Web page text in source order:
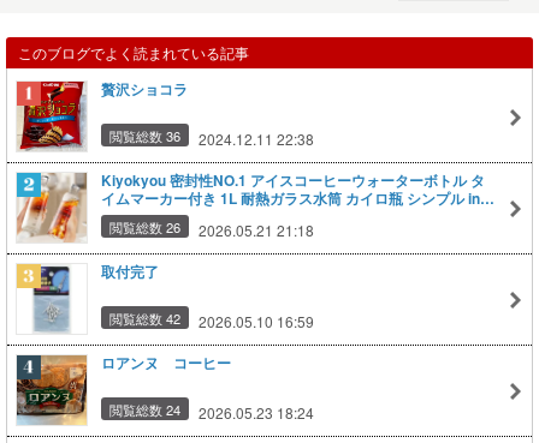
このブログでよく読まれている記事
贅沢ショコラ
閲覧総数 36 2024.12.11 22:38
Kiyokyou 密封性NO.1 アイスコーヒーウォーターボトル タ
イムマーカー付き 1L 耐熱ガラス水筒 カイロ瓶 シンプル ins
風閲覧総数 26 2026.05.21 21:18
取付完了
閲覧総数 42 2026.05.10 16:59
ロアンヌ コーヒー
閲覧総数 24 2026.05.23 18:24